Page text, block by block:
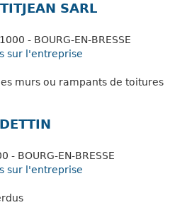
SARL
- BOURG-EN-BRESSE
sur l'entreprise
murs ou rampants de toitures
- BOURG-EN-BRESSE
sur l'entreprise